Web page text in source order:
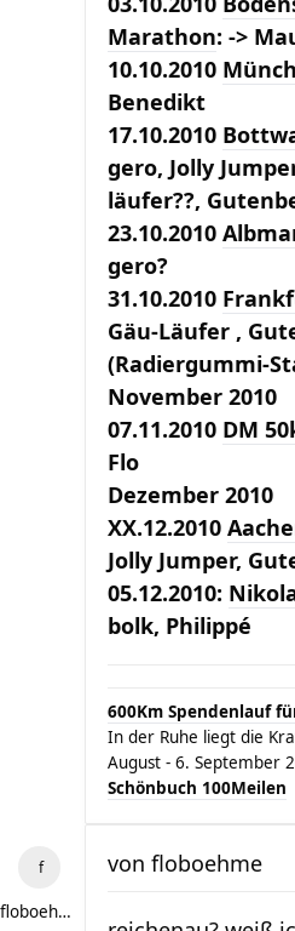
Marathon: ->
10.10.2010
Benedikt
17.10.2010
gero, Jolly
läufer??,
23.10.2010
gero?
31.10.2010
Gäu-Läufer ,
(Radiergummi-
November 2010
07.11.2010 DM
Flo
Dezember 2010
XX.12.2010
Jolly Jumper,
05.12.2010:
bolk, Philippé
600Km Spendenlauf
In der Ruhe liegt die
August - 6. September
Schönbuch 100Meilen
floboehme
von floboehme